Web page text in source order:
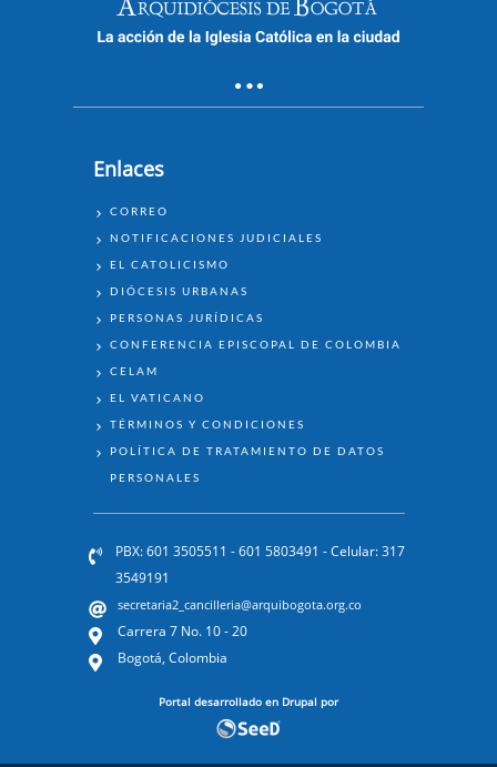
Enlaces
ENLACES
CORREO
NOTIFICACIONES JUDICIALES
EL CATOLICISMO
DIÓCESIS URBANAS
PERSONAS JURÍDICAS
CONFERENCIA EPISCOPAL DE COLOMBIA
CELAM
EL VATICANO
TÉRMINOS Y CONDICIONES
POLÍTICA DE TRATAMIENTO DE DATOS
PERSONALES
PBX: 601 3505511 - 601 5803491 - Celular: 317
3549191
secretaria2_cancilleria@arquibogota.org.co
Carrera 7 No. 10 - 20
Bogotá, Colombia
Portal desarrollado en Drupal por